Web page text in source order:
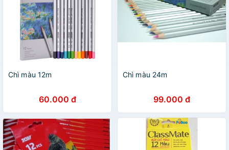
Chì màu 12m
60.000 đ
Chì màu 24m
99.000 đ